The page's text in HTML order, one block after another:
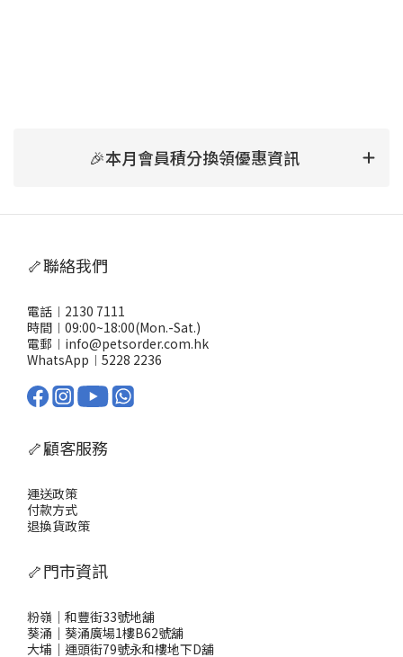
症。多種維他命B群（B1、B2、B6、B12）、維他命C 支持能量新
食，比較細隻或者唔咬得膠囊嘅毛孩更易接受。熱烈推薦：點解要
優先選用AKANE NMN健康補助食品？有NMN、益生菌、葡萄糖胺
孩更見效果：活動力提升、毛髮更靚、水腫、關節僵硬等症狀減輕
要寵物每日活力充沛、健康有保障，AKANE貓狗合用NMN健康補助
食品 係主人嘅最佳選擇！由內到外提升毛孩質素，幫你守護佢哋每
🎉本月會員積分換領優惠資訊
🦴聯絡我們
電話︱2130 7111
時間︱09:00~18:00(Mon.-Sat.)
電郵︱info@petsorder.com.hk
WhatsApp︱ 5228 2236
🦴顧客服務
運送政策
付款方式
退換貨政策
🦴門市資訊
粉嶺｜和豐街33號地舖
葵涌｜葵涌廣場1樓B62號舖
大埔｜運頭街79號永和樓地下D舖